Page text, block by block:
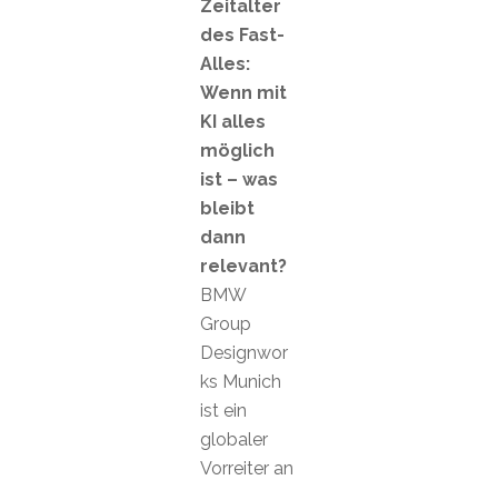
Zeitalter
des Fast-
Alles:
Wenn mit
KI alles
möglich
ist – was
bleibt
dann
relevant?
BMW
Group
Designwor
ks Munich
ist ein
globaler
Vorreiter an